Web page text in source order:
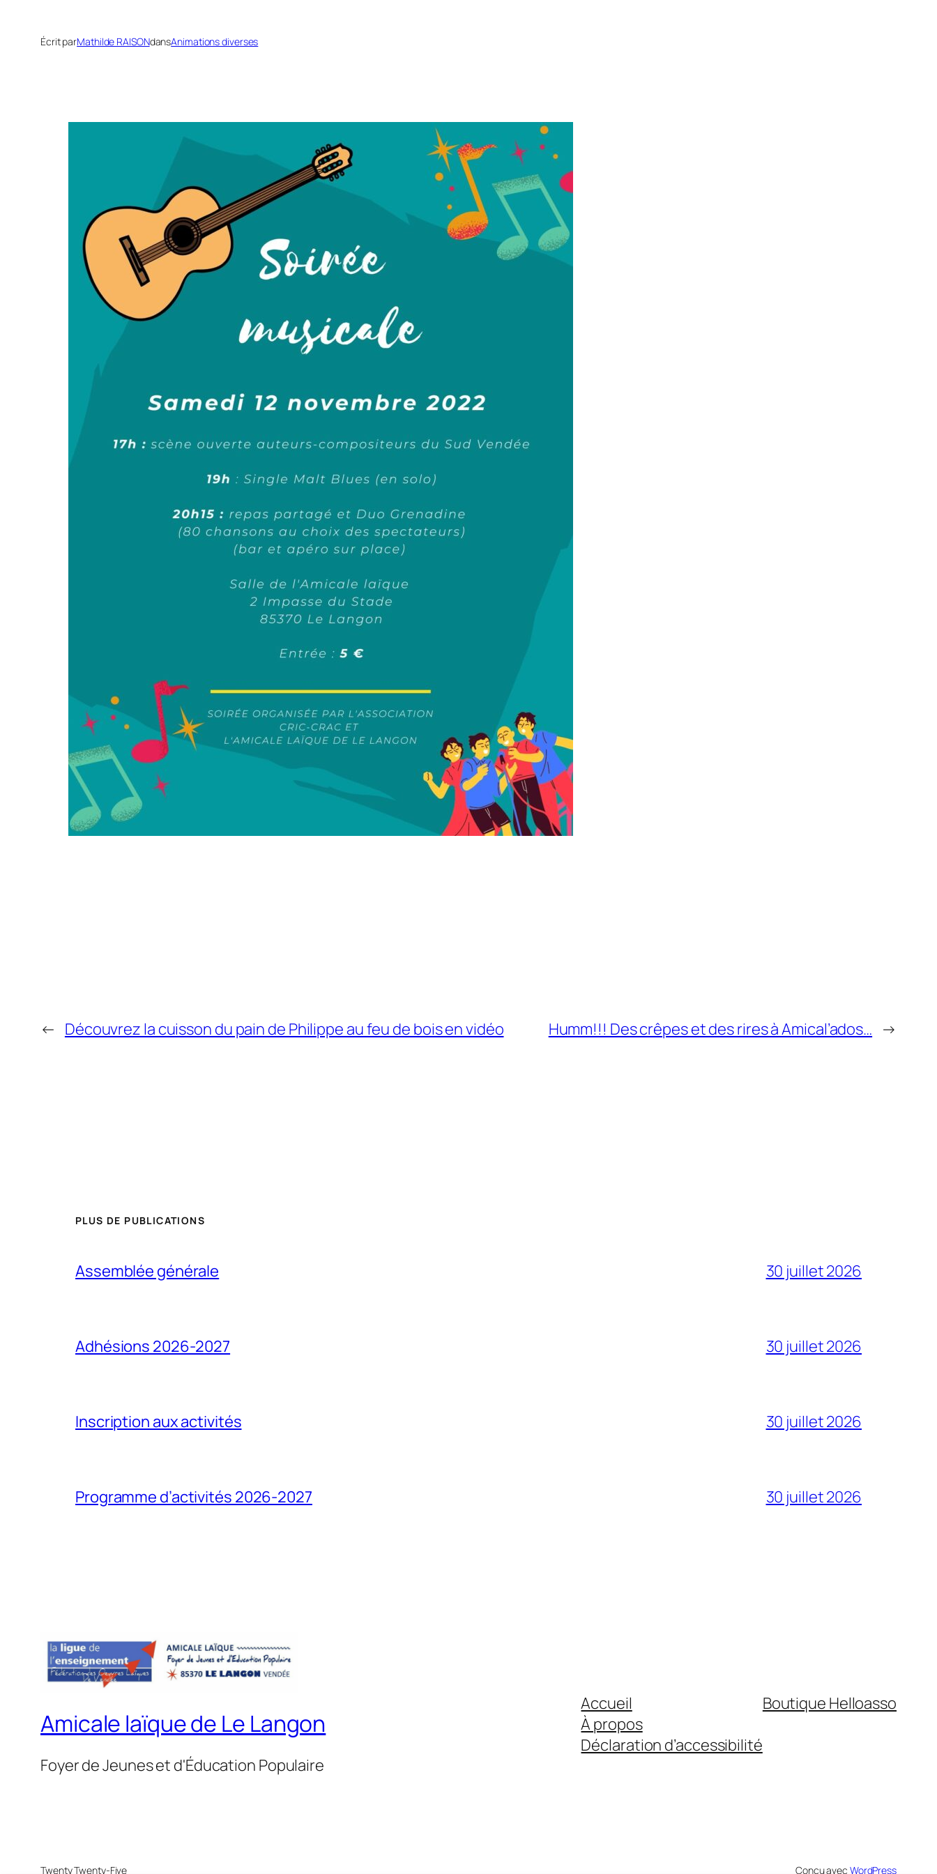
Écrit parMathilde RAISONdansAnimations diverses
← Découvrez la cuisson du pain de Philippe au feu de bois en vidéo Humm!!! Des crêpes et des rires à Amical’ados… →
PLUS DE PUBLICATIONS
Assemblée générale 30 juillet 2026
Adhésions 2026-2027 30 juillet 2026
Inscription aux activités 30 juillet 2026
Programme d’activités 2026-2027 30 juillet 2026
Amicale laïque de Le Langon
Foyer de Jeunes et d'Éducation Populaire
Accueil
À propos
Déclaration d’accessibilité
Boutique Helloasso
Twenty Twenty-Five Conçu avec WordPress